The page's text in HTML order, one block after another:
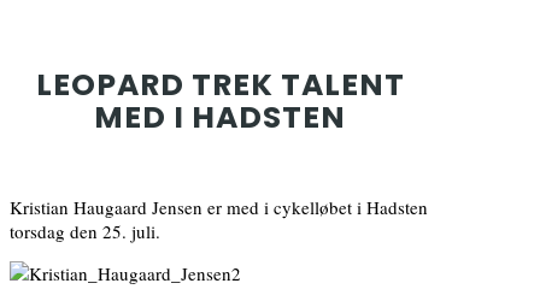
LEOPARD TREK TALENT
MED I HADSTEN
Kristian Haugaard Jensen er med i cykelløbet i Hadsten
torsdag den 25. juli.